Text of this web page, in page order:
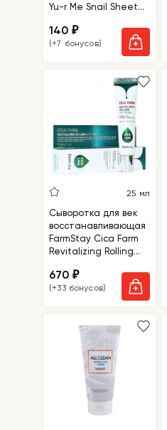
Yu-r Me Snail Sheet
140₽
(+7 бонусов)
25 мл
Сыворотка для век
восстанавливающая
FarmStay Cica Farm
Revitalizing Rolling
670₽
(+33 бонусов)